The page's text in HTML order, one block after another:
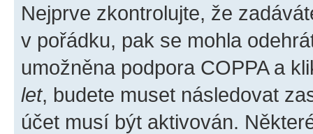
Nejprve zkontrolujte, že
v pořádku, pak se mohla
umožněna podpora COPPA a
let, budete muset následovat
účet musí být aktivován.